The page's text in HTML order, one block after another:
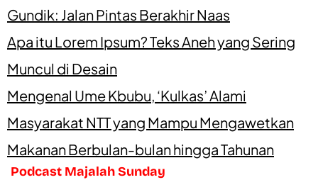
Gundik: Jalan Pintas Berakhir Naas
Apa itu Lorem Ipsum? Teks Aneh yang Sering
Muncul di Desain
Mengenal Ume Kbubu, ‘Kulkas’ Alami
Masyarakat NTT yang Mampu Mengawetkan
Makanan Berbulan-bulan hingga Tahunan
Podcast Majalah Sunday